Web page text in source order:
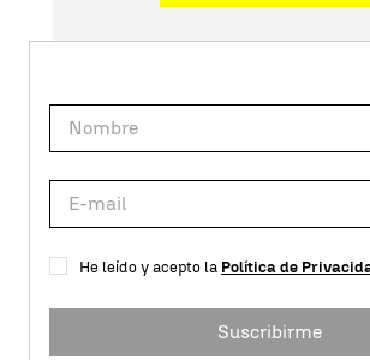
He leído y acepto la Política de
Suscribirme